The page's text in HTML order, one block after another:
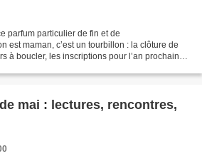
parfum particulier de fin et de
est maman, c’est un tourbillon : la clôture de
à boucler, les inscriptions pour l’an prochain…
mai : lectures, rencontres,